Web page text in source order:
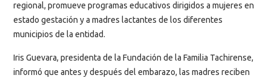
regional, promueve programas educativos dirigidos a mujeres en
estado gestación y a madres lactantes de los diferentes
municipios de la entidad.
Iris Guevara, presidenta de la Fundación de la Familia Tachirense,
informó que antes y después del embarazo, las madres reciben